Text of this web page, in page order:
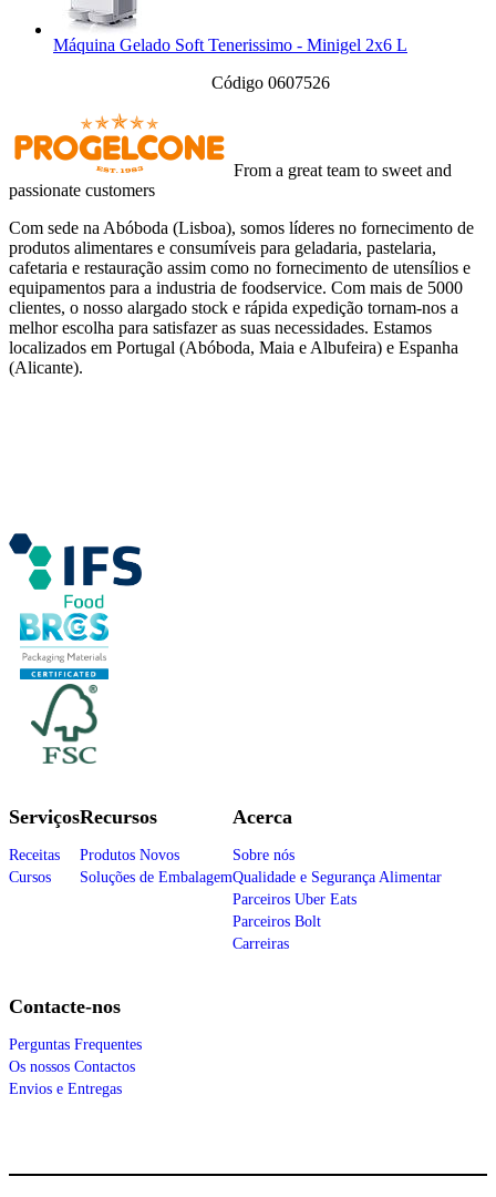
Máquina Gelado Soft Tenerissimo - Minigel 2x6 L
Código 0607526
From a great team to sweet and
passionate customers
Com sede na Abóboda (Lisboa), somos líderes no fornecimento de
produtos alimentares e consumíveis para geladaria, pastelaria,
cafetaria e restauração assim como no fornecimento de utensílios e
equipamentos para a industria de foodservice. Com mais de 5000
clientes, o nosso alargado stock e rápida expedição tornam-nos a
melhor escolha para satisfazer as suas necessidades. Estamos
localizados em Portugal (Abóboda, Maia e Albufeira) e Espanha
(Alicante).
Serviços
Receitas
Cursos
Recursos
Produtos Novos
Soluções de Embalagem
Acerca
Sobre nós
Qualidade e Segurança Alimentar
Parceiros Uber Eats
Parceiros Bolt
Carreiras
Contacte-nos
Perguntas Frequentes
Os nossos Contactos
Envios e Entregas